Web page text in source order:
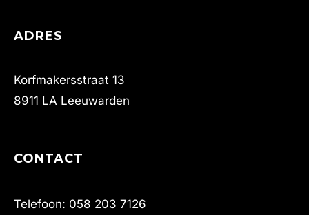
ADRES
Korfmakersstraat 13
8911 LA Leeuwarden
CONTACT
Telefoon: 058 203 7126